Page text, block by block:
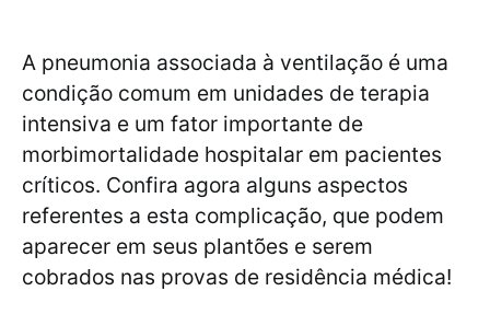
A pneumonia associada à ventilação é uma
condição comum em unidades de terapia
intensiva e um fator importante de
morbimortalidade hospitalar em pacientes
críticos. Confira agora alguns aspectos
referentes a esta complicação, que podem
aparecer em seus plantões e serem
cobrados nas provas de residência médica!